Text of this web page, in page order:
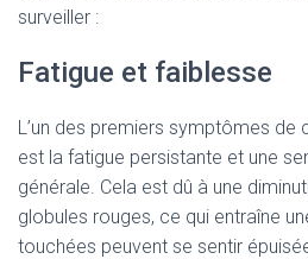
surveiller :
Fatigue et faiblesse
L’un des premiers symptômes de
est la fatigue persistante et une
générale. Cela est dû à une
globules rouges, ce qui entraîne
touchées peuvent se sentir